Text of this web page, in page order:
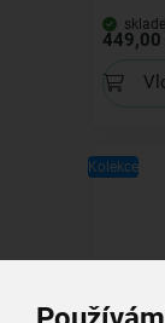
449,00
Kolekce